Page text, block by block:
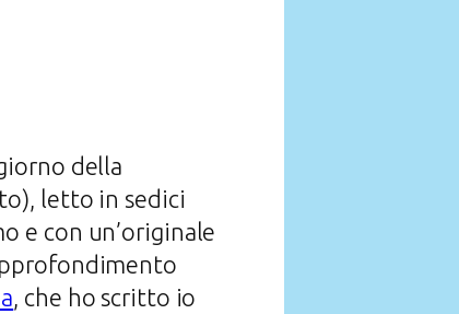
della
letto in sedici
e con un’originale
, che ho scritto io